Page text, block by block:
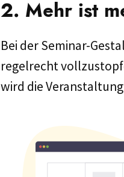
2. Mehr ist
Bei der Seminar-
regelrecht
wird die